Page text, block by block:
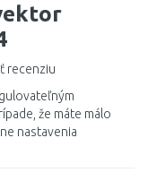
recenziu
že máte málo
nastavenia